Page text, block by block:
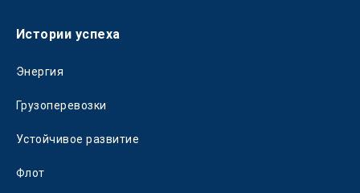
Истории успеха
Энергия
Грузоперевозки
Устойчивое развитие
Флот